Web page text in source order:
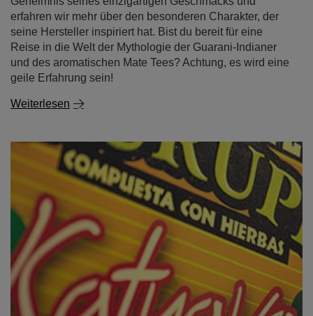
erfahren wir mehr über den besonderen Charakter, der
seine Hersteller inspiriert hat. Bist du bereit für eine
Reise in die Welt der Mythologie der Guarani-Indianer
und des aromatischen Mate Tees? Achtung, es wird eine
geile Erfahrung sein!
Weiterlesen